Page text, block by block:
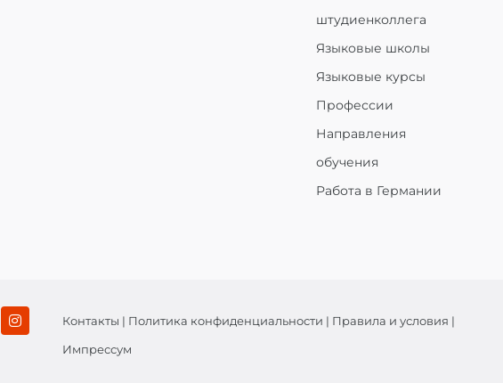
штудиенколлега
Языковые школы
Языковые курсы
Профессии
Направления
обучения
Работа в Германии
Контакты | Политика конфиденциальности | Правила и условия |
Импрессум